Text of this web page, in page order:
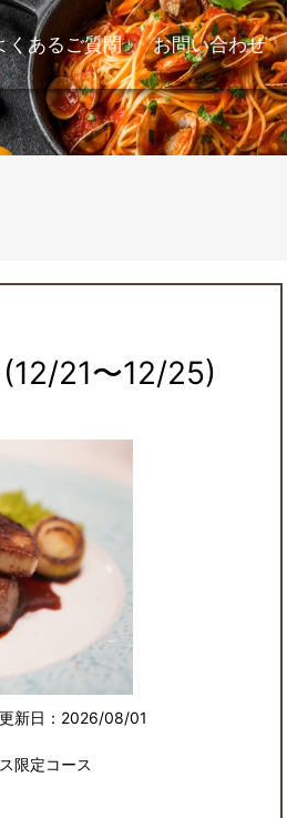
くあるご質問 お問い合わせ
21〜12/25)
更新日：2026/08/01
限定コース